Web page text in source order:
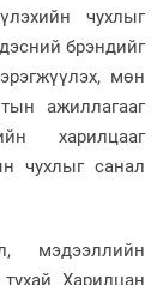
чухлыг
брэндийг
мөн
ажиллагааг
харилцааг
чухлыг санал
мэдээллийн
Харилцан